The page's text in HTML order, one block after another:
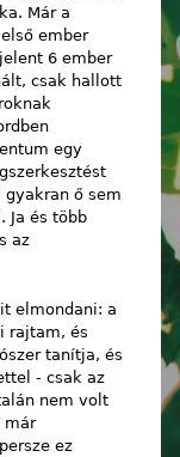
Már a
ember
6 ember
csak hallott
egy
gyakran ő sem
Ja és több
az
elmondani: a
rajtam, és
tanítja, és
- csak az
nem volt
már
ez